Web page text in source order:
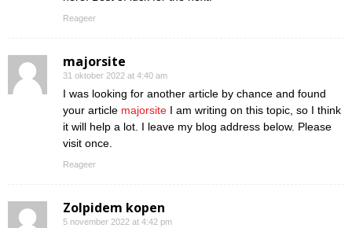
Reageer
majorsite
31 oktober 2022 at 4:40 am
I was looking for another article by chance and found
your article majorsite I am writing on this topic, so I think
it will help a lot. I leave my blog address below. Please
visit once.
Reageer
Zolpidem kopen
5 november 2022 at 4:42 pm